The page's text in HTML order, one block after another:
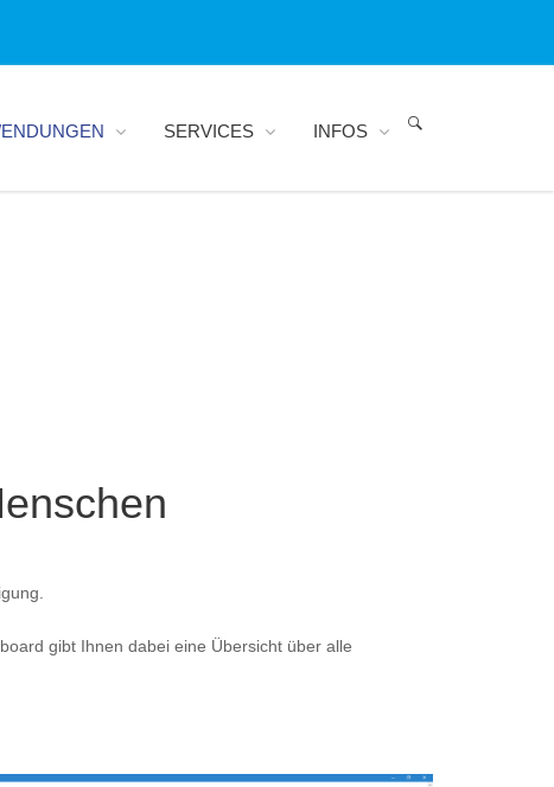
SERVICES INFOS
gibt Ihnen dabei eine Übersicht über alle